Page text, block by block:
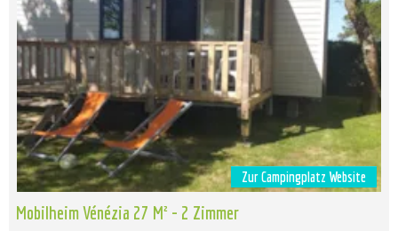
Zur Campingplatz Website
Mobilheim Vénézia 27 M² - 2 Zimmer